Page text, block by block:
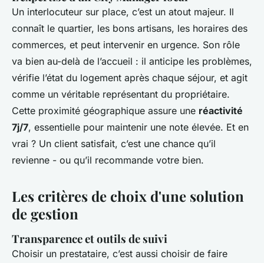
Un interlocuteur sur place, c’est un atout majeur. Il
connaît le quartier, les bons artisans, les horaires des
commerces, et peut intervenir en urgence. Son rôle
va bien au-delà de l’accueil : il anticipe les problèmes,
vérifie l’état du logement après chaque séjour, et agit
comme un véritable représentant du propriétaire.
Cette proximité géographique assure une réactivité
7j/7, essentielle pour maintenir une note élevée. Et en
vrai ? Un client satisfait, c’est une chance qu’il
revienne - ou qu’il recommande votre bien.
Les critères de choix d'une solution
de gestion
Transparence et outils de suivi
Choisir un prestataire, c’est aussi choisir de faire